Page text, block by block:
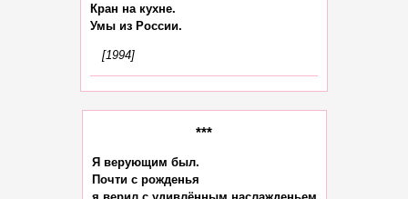
Кран на кухне.
[1994]
***
Я верующим был.
Почти с рожденья